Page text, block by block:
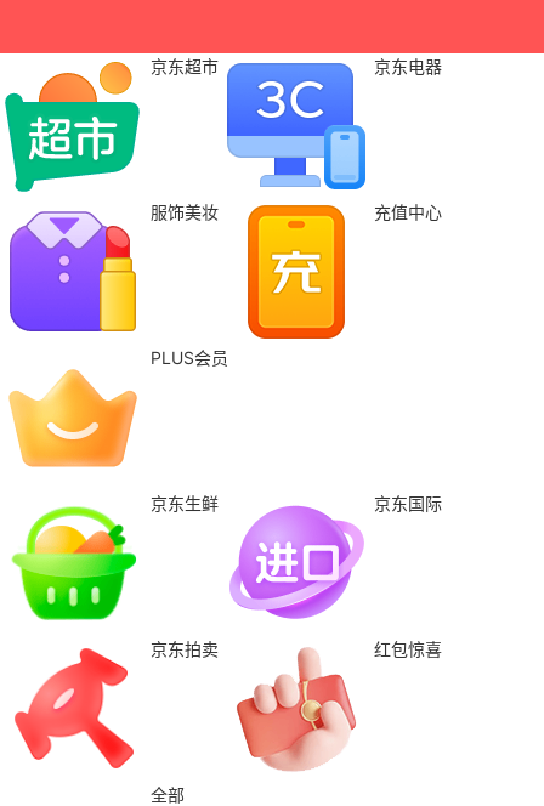
京东超市 京东电器
服饰美妆 充值中心
PLUS会员
京东生鲜 京东国际
京东拍卖 红包惊喜
全部